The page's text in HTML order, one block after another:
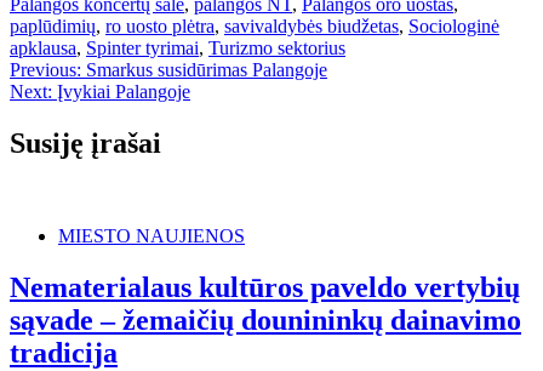
Palangos koncertų salė, palangos NT, Palangos oro uostas,
paplūdimių, ro uosto plėtra, savivaldybės biudžetas, Sociologinė
apklausa, Spinter tyrimai, Turizmo sektorius
Navigacija
tarp
įrašų
Previous: Smarkus susidūrimas Palangoje
Next: Įvykiai Palangoje
Susiję įrašai
MIESTO NAUJIENOS
Nematerialaus kultūros paveldo vertybių
sąvade – žemaičių dounininkų dainavimo
tradicija